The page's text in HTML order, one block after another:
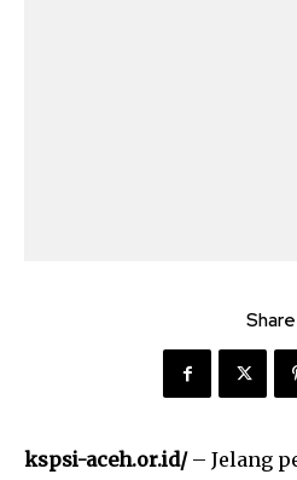
Share
kspsi-aceh.or.id/– Jelang